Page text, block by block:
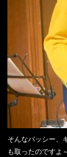
そんなバッシー、
も取ったのですよ